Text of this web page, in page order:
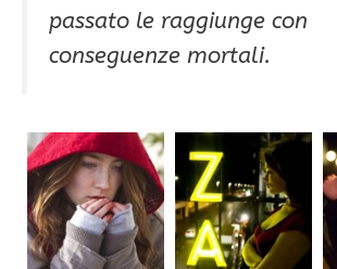
passato le raggiunge con
conseguenze mortali.